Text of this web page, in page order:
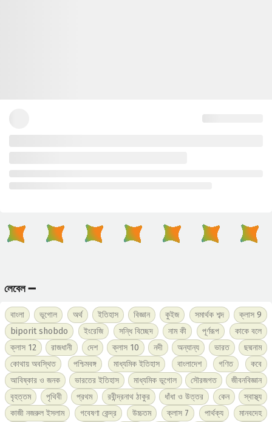
লেবেল ➖
বাংলা ভূগোল অর্থ ইতিহাস বিজ্ঞান কুইজ সমার্থক শব্দ
ক্লাস 9
biporit shobdo
ইংরেজি সন্ধি বিচ্ছেদ নাম কী পূর্ণরূপ
কাকে বলে
ক্লাস 12
রাজধানী দেশ ক্লাস 10 নদী অন্যান্য ভারত
ছদ্মনাম
কোথায় অবস্থিত
পশ্চিমবঙ্গ মাধ্যমিক ইতিহাস বাংলাদেশ গণিত
কবে
আবিষ্কার ও জনক
ভারতের ইতিহাস মাধ্যমিক ভূগোল সৌরজগত
জীবনবিজ্ঞান
বৃহত্তম
পৃথিবী প্রথম রবীন্দ্রনাথ ঠাকুর ধাঁধা ও উত্তর কেন
স্বাস্থ্য
কাজী নজরুল ইসলাম
গবেষণা কেন্দ্র উচ্চতম ক্লাস 7 পার্থক্য
মানবদেহ